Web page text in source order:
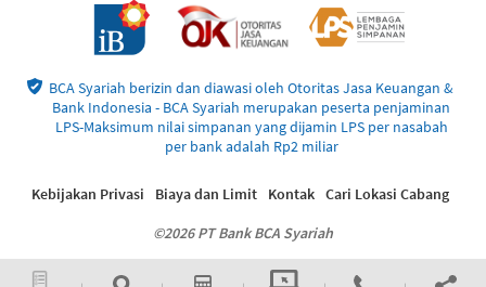
BCA Syariah berizin dan diawasi oleh Otoritas Jasa Keuangan &
Bank Indonesia - BCA Syariah merupakan peserta penjaminan
LPS-Maksimum nilai simpanan yang dijamin LPS per nasabah
per bank adalah Rp2 miliar
©2026 PT Bank BCA Syariah
Kebijakan Privasi Biaya dan Limit Kontak Cari Lokasi Cabang